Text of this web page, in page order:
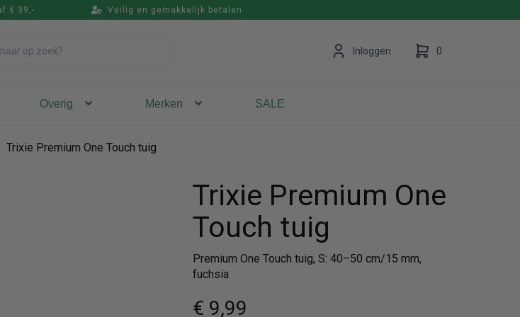
€ 39,- Veilig en gemakkelijk betalen
Inloggen 0
Vul hem met producten.
Overig Merken SALE
Trixie Premium One Touch tuig
Trixie Premium One
Touch tuig
Premium One Touch tuig, S: 40–50 cm/15 mm,
fuchsia
€ 9,99